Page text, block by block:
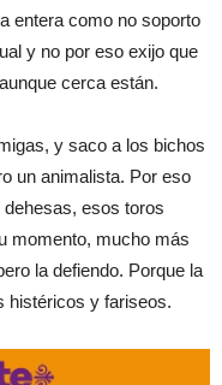
entera como no soporto
y no por eso exijo que
cerca están.
y saco a los bichos
un animalista. Por eso
esos toros
momento, mucho más
la defiendo. Porque la
histéricos y fariseos.